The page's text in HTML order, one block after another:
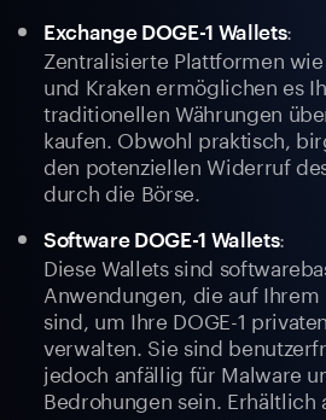
Exchange DOGE-1 Wallets:
Zentralisierte Plattformen
und Kraken ermöglichen es
traditionellen Währungen
kaufen. Obwohl praktisch,
den potenziellen Widerruf
durch die Börse.
Software DOGE-1 Wallets:
Diese Wallets sind
Anwendungen, die auf
sind, um Ihre DOGE-1
verwalten. Sie sind
jedoch anfällig für Malware
Bedrohungen sein. Erhältlich